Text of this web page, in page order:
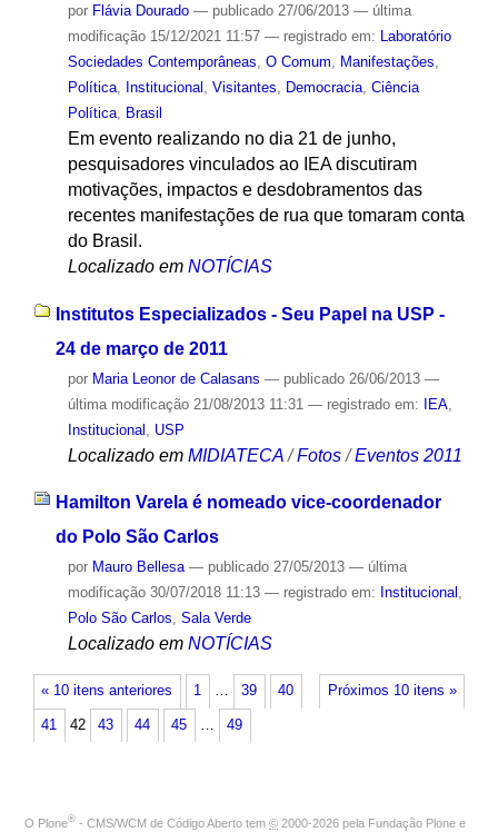
por Flávia Dourado — publicado27/06/2013 — última
modificação15/12/2021 11:57 — registrado em:
Laboratório
Sociedades Contemporâneas O Comum Manifestações
Política, Institucional Visitantes Democracia, Ciência
Política, Brasil
Em evento realizando no dia 21 de junho,
pesquisadores vinculados ao IEA discutiram
motivações, impactos e desdobramentos das
recentes manifestações de rua que tomaram conta
do Brasil.
Localizado em NOTÍCIAS
Institutos Especializados - Seu Papel na USP -
24 de março de 2011
por Maria Leonor de Calasans — publicado26/06/2013 —
última modificação21/08/2013 11:31 — registrado em: IEA,
Institucional
USP
Localizado em MIDIATECA /Fotos /Eventos 2011
Hamilton Varela é nomeado vice-coordenador
do Polo São Carlos
por Mauro Bellesa — publicado27/05/2013 — última
modificação30/07/2018 11:13 — registrado em: Institucional ,
Polo São Carlos, Sala Verde
Localizado em NOTÍCIAS
« 10 itens anteriores Próximos 10 itens »
1 … 39 40
41 42 43 44 45 … 49
O Plone® - CMS/WCM de Código Aberto tem © 2000-2026 pela Fundação Plone e